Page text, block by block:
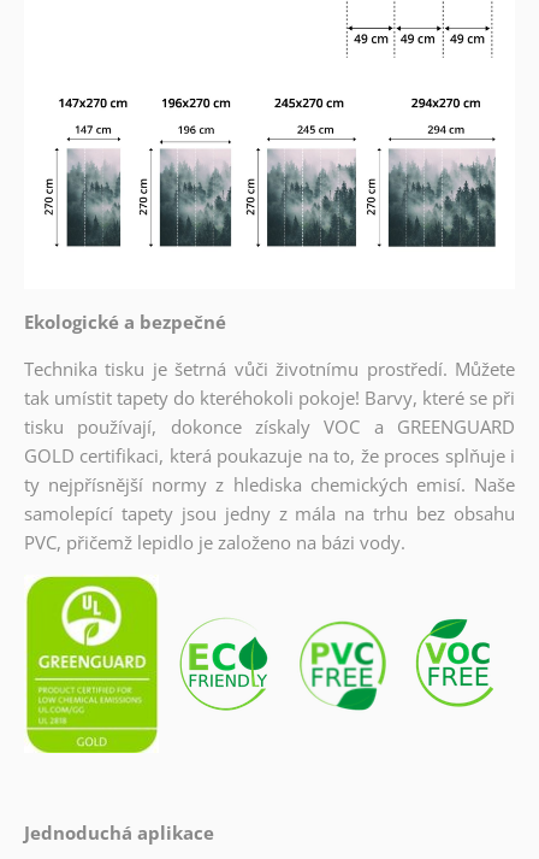
Ekologické a bezpečné
Technika tisku je šetrná vůči životnímu prostředí. Můžete
tak umístit tapety do kteréhokoli pokoje! Barvy, které se při
tisku používají, dokonce získaly VOC a GREENGUARD
GOLD certifikaci, která poukazuje na to, že proces splňuje i
ty nejpřísnější normy z hlediska chemických emisí. Naše
samolepící tapety jsou jedny z mála na trhu bez obsahu
PVC, přičemž lepidlo je založeno na bázi vody.
Jednoduchá aplikace